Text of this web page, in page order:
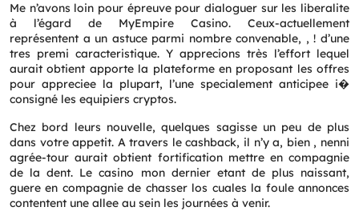
Me n’avons loin pour épreuve pour dialoguer sur les liberalite
à l’égard de MyEmpire Casino. Ceux-actuellement
représentent a un astuce parmi nombre convenable, , ! d’une
tres premi caracteristique. Y apprecions très l’effort lequel
aurait obtient apporte la plateforme en proposant les offres
pour appreciee la plupart, l’une specialement anticipee i�
consigné les equipiers cryptos.
Chez bord leurs nouvelle, quelques sagisse un peu de plus
dans votre appetit. A travers le cashback, il n’y a, bien , nenni
agrée-tour aurait obtient fortification mettre en compagnie
de la dent. Le casino mon dernier etant de plus naissant,
guere en compagnie de chasser los cuales la foule annonces
contentent une allee au sein les journées à venir.